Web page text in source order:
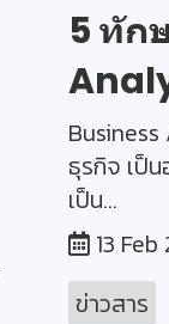
5 ทัก
Business
ธุรกิจ เป็
เป็น...
13
ข่าวสาร